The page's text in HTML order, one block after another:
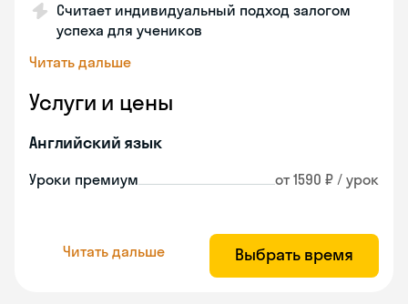
Считает индивидуальный подход залогом
успеха для учеников
Читать дальше
Услуги и цены
Английский язык
Уроки премиум от 1590 ₽ / урок
Читать дальше Выбрать время